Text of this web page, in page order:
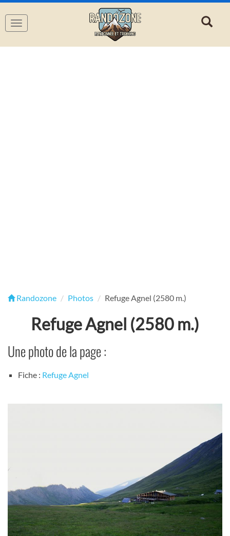
Navigation
Randozone Photos Refuge Agnel (2580 m.)
Refuge Agnel (2580 m.)
Une photo de la page :
Fiche : Refuge Agnel